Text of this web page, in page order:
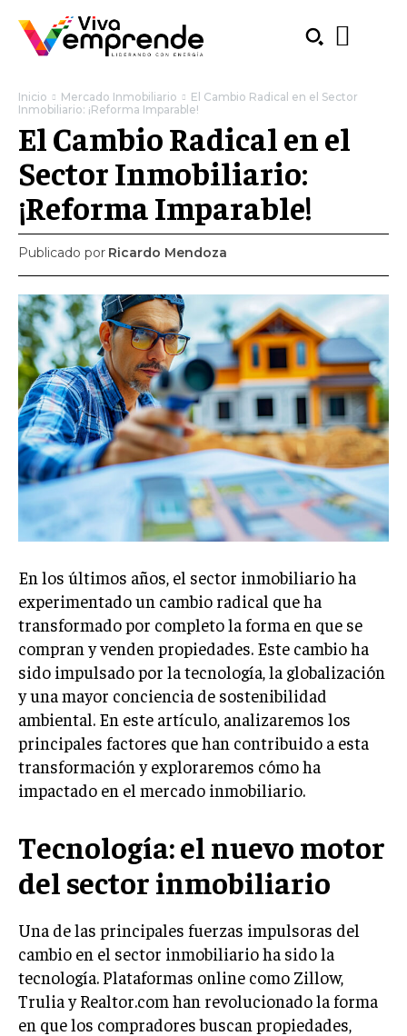
SUBSCRIBE
Welcome to Liberty Case
We have a curated list of the most noteworthy news from all
across the globe. With any subscription plan, you get access
toexclusive articlesthat let you stay ahead of the curve.
Your Profile
LIFESTYLE
MARKETING
ESTRATEGIAS DE MARKETING
AGENCIAS DE MARKETING
AGENCIAS DE POSICIONAMIENTO WEB SEO
VENTA DE ENLACES
MARKETING DIGITAL
Inicio Mercado Inmobiliario
El Cambio Radical en el Sector
Inmobiliario: ¡Reforma Imparable!
El Cambio Radical en el
Sector Inmobiliario:
¡Reforma Imparable!
Publicado por Ricardo Mendoza
En los últimos años, el sector inmobiliario ha
experimentado un cambio radical que ha
transformado por completo la forma en que se
compran y venden propiedades. Este cambio ha
sido impulsado por la tecnología, la globalización
y una mayor conciencia de sostenibilidad
ambiental. En este artículo, analizaremos los
principales factores que han contribuido a esta
transformación y exploraremos cómo ha
impactado en el mercado inmobiliario.
Tecnología: el nuevo motor
del sector inmobiliario
Una de las principales fuerzas impulsoras del
cambio en el sector inmobiliario ha sido la
tecnología. Plataformas online como Zillow,
Trulia y Realtor.com han revolucionado la forma
en que los compradores buscan propiedades,